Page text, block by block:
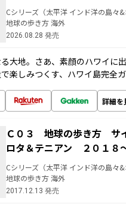
Cシリーズ（太平洋 インド洋の島々&
地球の歩き方 海外
2026.08.28 発売
大地――。さあ、素顔のハワイに
楽しみつくす、ハワイ島完全ガ
詳細を
Ｃ０３ 地球の歩き方 サ
ロタ＆テニアン ２０１８
Cシリーズ（太平洋 インド洋の島々&
地球の歩き方 海外
2017.12.13 発売